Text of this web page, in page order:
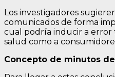
Los investigadores
comunicados de forma
cual podría inducir a error
salud como a
Concepto de minutos